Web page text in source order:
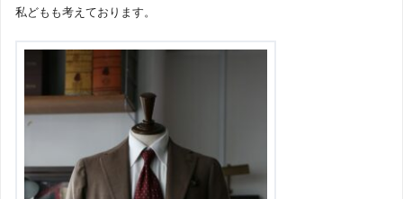
私どもも考えております。